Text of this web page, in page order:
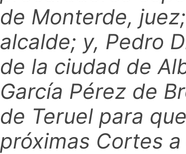
de Monterde,
alcalde; y, Pedro
de la ciudad de
García Pérez de
de Teruel para
próximas Cortes